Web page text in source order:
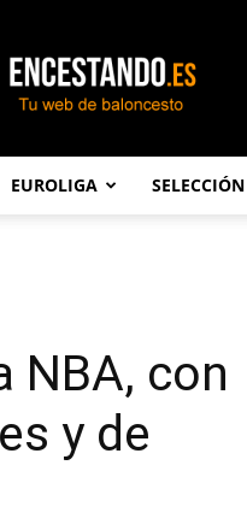
EUROLIGA SELECCIÓN
NBA, con
y de